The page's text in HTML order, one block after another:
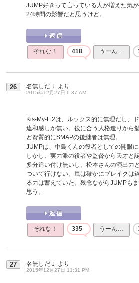
JUMP好きって言っている人が増えた気が
24時間の影響だと思うけど。
それな！ 418 うーん…
26 名無しだＪ より
2015年12月27日 6:37 AM
Kis-My-Ft2は、ルックス的に無理だし、
違和感しか無い。役に合う人格造りから
ど資質的にSMAPの後継者は無理。
JUMPは、中島くんの役者としての開眼に
しかし、実力派の役者や監督から天才と
多分追い付け無いし、松本さんの演出力
ついて行けない。嵐は確かにブレイクは
る力は蓄えていた。残念ながらJUMPも
思う。
それな！ 335 うーん…
27 名無しだＪ より
2015年12月27日 11:31 PM